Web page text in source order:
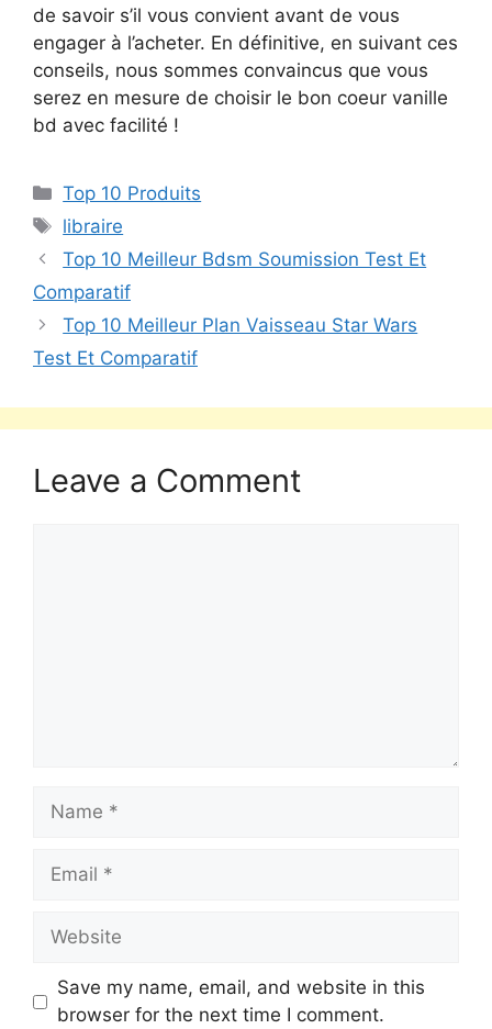
de savoir s’il vous convient avant de vous
engager à l’acheter. En définitive, en suivant ces
conseils, nous sommes convaincus que vous
serez en mesure de choisir le bon coeur vanille
bd avec facilité !
Top 10 Produits
libraire
Top 10 Meilleur Bdsm Soumission Test Et
Comparatif
Top 10 Meilleur Plan Vaisseau Star Wars
Test Et Comparatif
Leave a Comment
Save my name, email, and website in this
browser for the next time I comment.